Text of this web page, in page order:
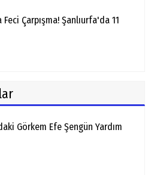
Feci Çarpışma! Şanlıurfa'da 11
Görkem Efe Şengün Yardım